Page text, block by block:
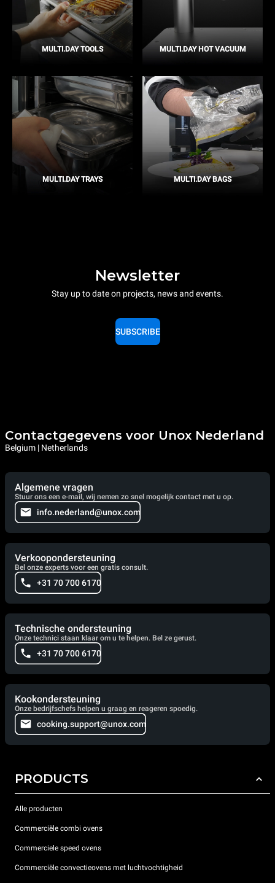
MULTI.DAY TOOLS MULTI.DAY HOT VACUUM
MULTI.DAY TRAYS MULTI.DAY BAGS
Newsletter
Stay up to date on projects, news and events.
SUBSCRIBE
Contactgegevens voor Unox Nederland
Belgium | Netherlands
Algemene vragen
Stuur ons een e-mail, wij nemen zo snel mogelijk contact met u op.
info.nederland@unox.com
Verkoopondersteuning
Bel onze experts voor een gratis consult.
+31 70 700 6170
Technische ondersteuning
Onze technici staan klaar om u te helpen. Bel ze gerust.
+31 70 700 6170
Kookondersteuning
Onze bedrijfschefs helpen u graag en reageren spoedig.
cooking.support@unox.com
PRODUCTS
Alle producten
Commerciële combi ovens
Commerciele speed ovens
Commerciële convectieovens met luchtvochtigheid